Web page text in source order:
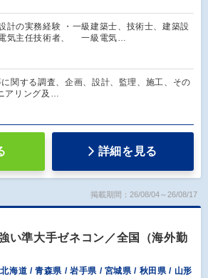
計の実務経験 ・一級建築士、技術士、建築設
気主任技術者、 一級電気…
関する調査、企画、設計、監理、施工、その
アリング及…
詳細を見る
掲載期間：26/08/04～26/08/17
い準大手ゼネコン／全国（海外勤
北海道 / 青森県 / 岩手県 / 宮城県 / 秋田県 / 山形